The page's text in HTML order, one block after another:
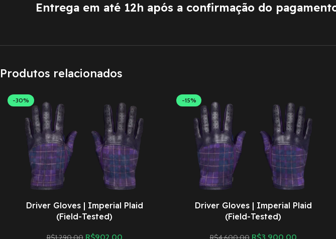
Entrega em até 12h após a confirmação do
Produtos relacionados
-30%
Driver Gloves | Imperial Plaid
(Field-Tested)
-15%
Driver Gloves | Imperial Plaid
(Field-Tested)